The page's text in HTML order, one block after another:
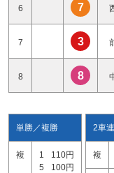
6 7
7 3
8 8
単勝／複勝
複 1
110円
5
100円
2車連
複